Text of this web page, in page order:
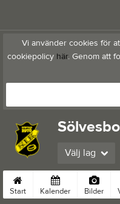
Vi använder cookies för
cookiepolicy här. Genom att
Välj lag
Start Kalender Bilder